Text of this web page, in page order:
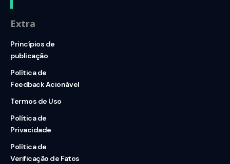
Extra
Princípios de
publicação
Política de
Feedback Acionável
Termos de Uso
Política de
Privacidade
Política de
Verificação de Fatos